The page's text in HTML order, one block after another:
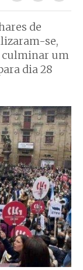
de
se,
culminar um
dia 28